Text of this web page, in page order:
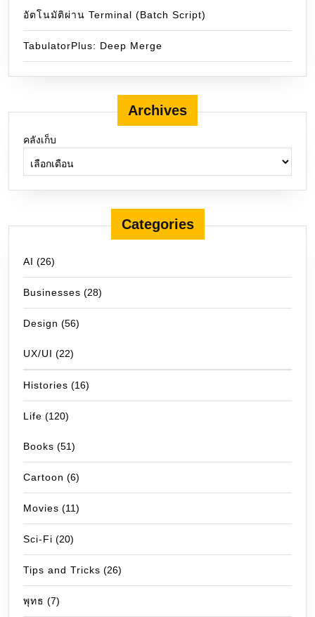
อัตโนมัติผ่าน Terminal (Batch Script)
TabulatorPlus: Deep Merge
Archives
คลังเก็บ
Categories
AI (26)
Businesses (28)
Design (56)
UX/UI (22)
Histories (16)
Life (120)
Books (51)
Cartoon (6)
Movies (11)
Sci-Fi (20)
Tips and Tricks (26)
พุทธ (7)